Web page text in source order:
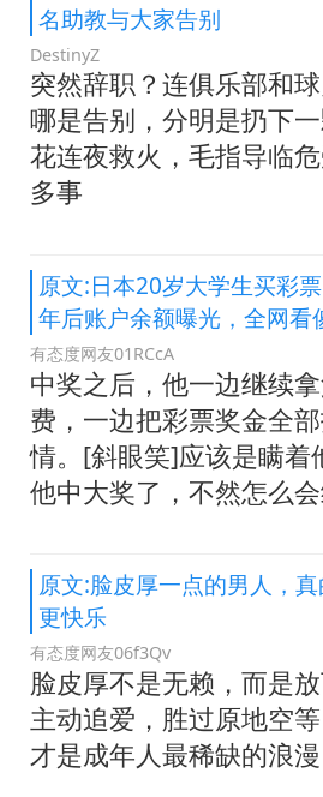
名助教与大家告别
DestinyZ
突然辞职？连俱乐部和
哪是告别，分明是扔下
花连夜救火，毛指导临
多事
原文:日本20岁大学生买彩
年后账户余额曝光，全网
有态度网友01RCcA
中奖之后，他一边继续
费，一边把彩票奖金全
情。[斜眼笑]应该是瞒着
他中大奖了，不然怎么
原文:脸皮厚一点的男人，
更快乐
有态度网友06f3Qv
脸皮厚不是无赖，而是
主动追爱，胜过原地空
才是成年人最稀缺的浪漫